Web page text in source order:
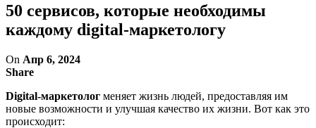
50 сервисов, которые необходимы
каждому digital-маркетологу
On Апр 6, 2024
Share
Digital-маркетолог меняет жизнь людей, предоставляя им
новые возможности и улучшая качество их жизни. Вот как это
происходит: